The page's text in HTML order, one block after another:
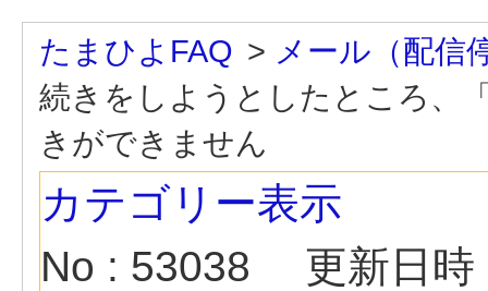
たまひよFAQ > メール（配信
続きをしようとしたところ、
きができません
カテゴリー表示
No : 53038
更新日